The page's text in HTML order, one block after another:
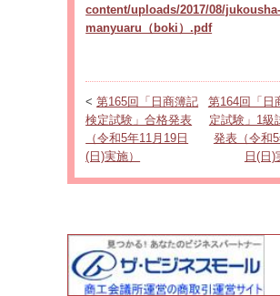
content/uploads/2017/08/jukousha-
manyuaru（boki）.pdf
<第165回「日商簿記
検定試験」合格発表
（令和5年11月19日
(日)実施）
第164回「日
定試験」1級
発表（令和
日(日)